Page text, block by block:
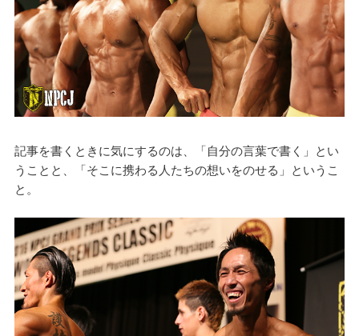
記事を書くときに気にするのは、「自分の言葉で書く」とい
うことと、「そこに携わる人たちの想いをのせる」というこ
と。